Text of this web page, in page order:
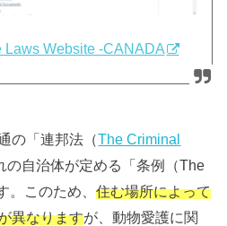
Laws Website -CANADA
の「連邦法（The Criminal
の自治体が定める「条例（The
。このため、住む場所によって
異なりますが、動物愛護に関